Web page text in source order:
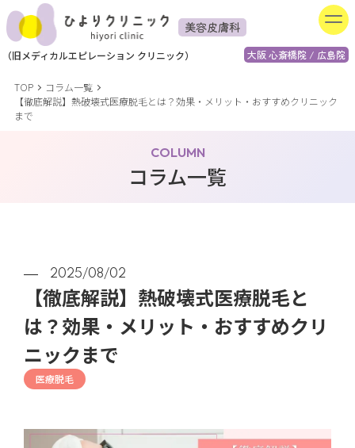
美容皮膚科
大阪 心斎橋院 / 広島院
（旧メディカルエピレーション クリニック）
TOP
コラム一覧
【徹底解説】熱破壊式医療脱毛とは？効果・メリット・おすすめクリニック
まで
COLUMN
コラム一覧
2025/08/02
【徹底解説】熱破壊式医療脱毛と
は？効果・メリット・おすすめクリ
ニックまで
医療脱毛